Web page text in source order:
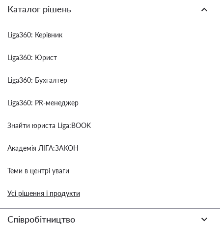
Каталог рішень
Liga360: Керівник
Liga360: Юрист
Liga360: Бухгалтер
Liga360: PR-менеджер
Знайти юриста Liga:BOOK
Академія ЛІГА:ЗАКОН
Теми в центрі уваги
Усі рішення і продукти
Співробітництво